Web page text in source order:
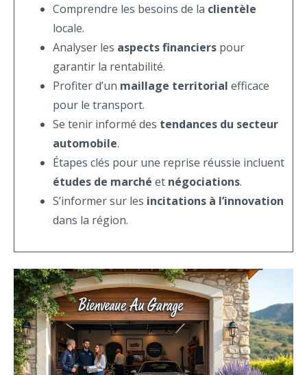
Comprendre les besoins de la clientèle
locale.
Analyser les aspects financiers pour
garantir la rentabilité.
Profiter d’un maillage territorial efficace
pour le transport.
Se tenir informé des tendances du secteur
automobile.
Étapes clés pour une reprise réussie incluent
études de marché et négociations.
S’informer sur les incitations à l’innovation
dans la région.